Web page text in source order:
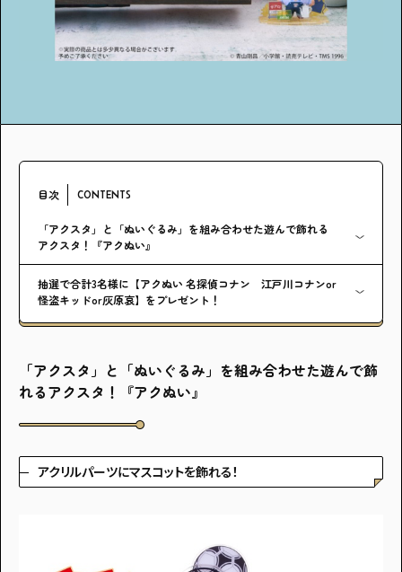
目次 CONTENTS
「アクスタ」と「ぬいぐるみ」を組み合わせた遊んで飾れる
アクスタ！『アクぬい』
抽選で合計3名様に【アクぬい 名探偵コナン 江戸川コナンor
怪盗キッドor灰原哀】をプレゼント！
「アクスタ」と「ぬいぐるみ」を組み合わせた遊んで飾
れるアクスタ！『アクぬい』
アクリルパーツにマスコットを飾れる！